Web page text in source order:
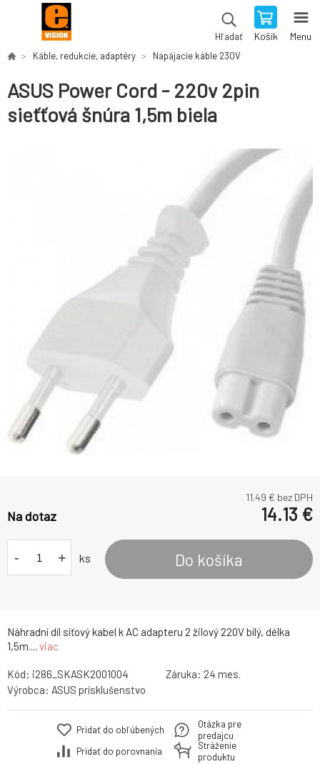
Hľadať Košík Menu
Káble, redukcie, adaptéry Napájacie káble 230V
ASUS Power Cord - 220v 2pin
sieťťová šnúra 1,5m biela
Náhradní díl síťový kabel k AC adapteru 2 žilový 220V bílý, délka
1,5m.... viac
11.49 € bez DPH
Na dotaz 14.13 €
- + ks Do košíka
Kód: i286_SKASK2001004 Záruka: 24 mes.
Výrobca: ASUS prísklušenstvo
Pridať do obľúbených
Pridať do porovnania
Otázka pre
predajcu
Stráženie
produktu